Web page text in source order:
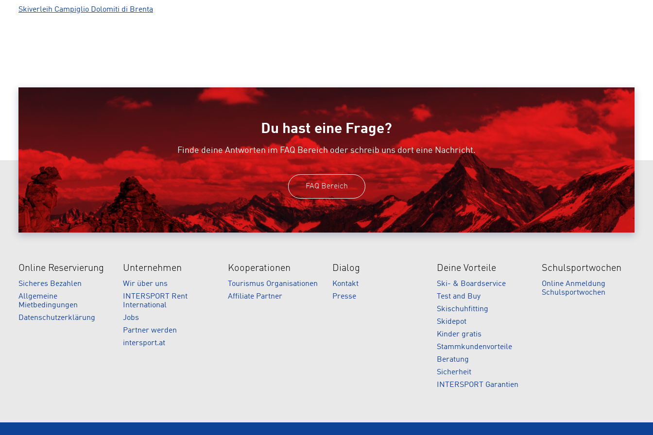
Skiverleih Campiglio Dolomiti di Brenta
Du hast eine Frage?
Finde deine Antworten im FAQ Bereich oder schreib uns dort eine Nachricht.
FAQ Bereich
Online Reservierung
Sicheres Bezahlen
Allgemeine
Mietbedingungen
Datenschutzerklärung
Unternehmen
Wir über uns
INTERSPORT Rent
International
Jobs
Partner werden
intersport.at
Kooperationen
Tourismus Organisationen
Affiliate Partner
Dialog
Kontakt
Presse
Deine Vorteile
Ski- & Boardservice
Test and Buy
Skischuhfitting
Skidepot
Kinder gratis
Stammkundenvorteile
Beratung
Sicherheit
INTERSPORT Garantien
Schulsportwochen
Online Anmeldung
Schulsportwochen